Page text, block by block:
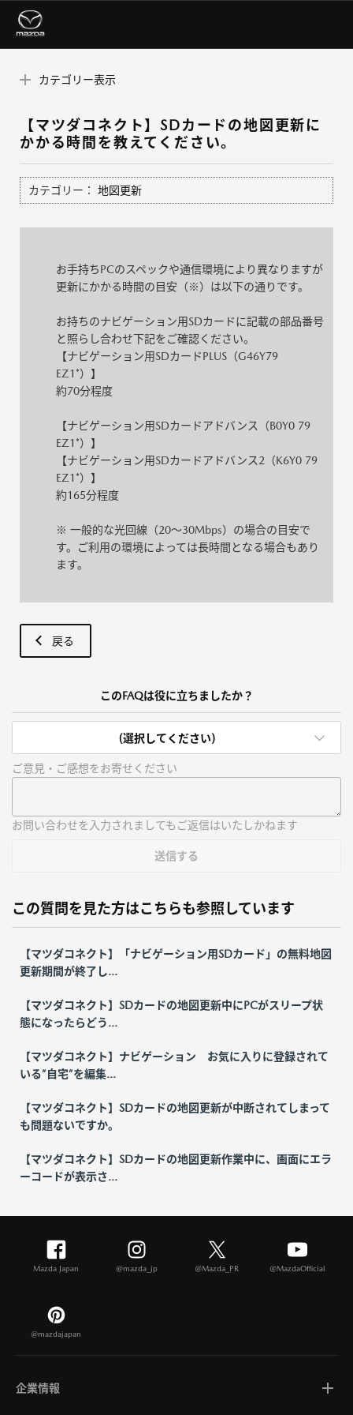
カテゴリー表示
【マツダコネクト】SDカードの地図更新に
かかる時間を教えてください。
カテゴリー： 地図更新
お手持ちPCのスペックや通信環境により異なりますが
更新にかかる時間の目安（※）は以下の通りです。
お持ちのナビゲーション用SDカードに記載の部品番号
と照らし合わせ下記をご確認ください。
【ナビゲーション用SDカードPLUS（G46Y79
EZ1*）】
約70分程度
【ナビゲーション用SDカードアドバンス（B0Y0 79
EZ1*）】
【ナビゲーション用SDカードアドバンス2（K6Y0 79
EZ1*）】
約165分程度
※ 一般的な光回線（20～30Mbps）の場合の目安で
す。ご利用の環境によっては長時間となる場合もあり
ます。
戻る
このFAQは役に立ちましたか？
(選択してください)
ご意見・ご感想をお寄せください
お問い合わせを入力されましてもご返信はいたしかねます
送信する
この質問を見た方はこちらも参照しています
【マツダコネクト】「ナビゲーション用SDカード」の無料地図
更新期間が終了し...
【マツダコネクト】SDカードの地図更新中にPCがスリープ状
態になったらどう...
【マツダコネクト】ナビゲーション お気に入りに登録されて
いる”自宅”を編集...
【マツダコネクト】SDカードの地図更新が中断されてしまって
も問題ないですか。
【マツダコネクト】SDカードの地図更新作業中に、画面にエラ
ーコードが表示さ...
Mazda Japan @mazda_jp @Mazda_PR @MazdaOfficial
@mazdajapan
企業情報